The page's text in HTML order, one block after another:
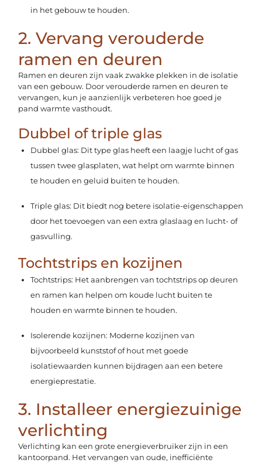
in het gebouw te houden.
2. Vervang verouderde
ramen en deuren
Ramen en deuren zijn vaak zwakke plekken in de isolatie
van een gebouw. Door verouderde ramen en deuren te
vervangen, kun je aanzienlijk verbeteren hoe goed je
pand warmte vasthoudt.
Dubbel of triple glas
Dubbel glas: Dit type glas heeft een laagje lucht of gas
tussen twee glasplaten, wat helpt om warmte binnen
te houden en geluid buiten te houden.
Triple glas: Dit biedt nog betere isolatie-eigenschappen
door het toevoegen van een extra glaslaag en lucht- of
gasvulling.
Tochtstrips en kozijnen
Tochtstrips: Het aanbrengen van tochtstrips op deuren
en ramen kan helpen om koude lucht buiten te
houden en warmte binnen te houden.
Isolerende kozijnen: Moderne kozijnen van
bijvoorbeeld kunststof of hout met goede
isolatiewaarden kunnen bijdragen aan een betere
energieprestatie.
3. Installeer energiezuinige
verlichting
Verlichting kan een grote energieverbruiker zijn in een
kantoorpand. Het vervangen van oude, inefficiënte